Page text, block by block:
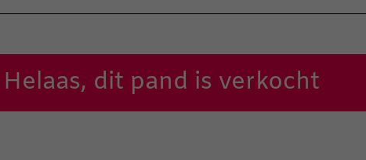
Helaas, dit pand is verkocht